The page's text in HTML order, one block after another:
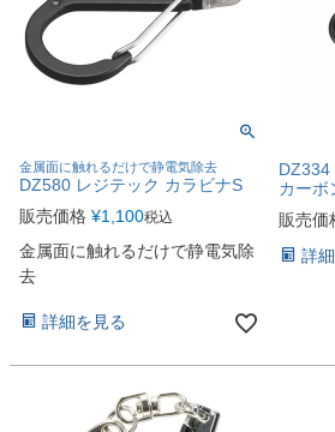
金属面に触れるだけで静電気除去
DZ580 レジテック カラビナS
販売価格 ¥1,100税込
金属面に触れるだけで静電気除
去
詳細を見る
DZ334
カーボ
販売価
詳